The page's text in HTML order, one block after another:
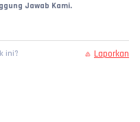
Jawab Kami.
ini? Laporkan